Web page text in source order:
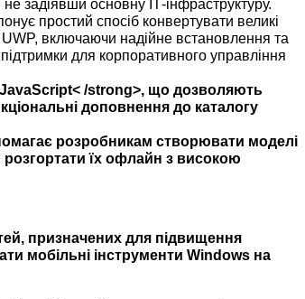
задіявши основну ІТ-інфраструктуру.
простий спосіб конвертувати великі
UWP, включаючи надійне встановлення та
для корпоративного управління
JavaScript< /strong>, що дозволяють
доповнення до каталогу
розробникам створювати моделі
розгортати їх офлайн з високою
призначених для підвищення
мобільні інструменти Windows на